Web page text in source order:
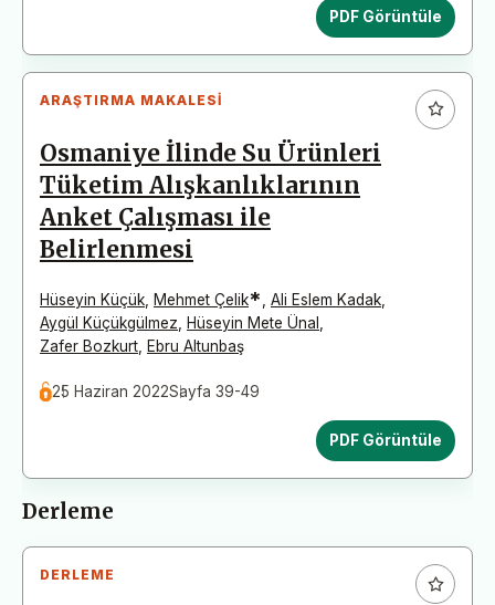
PDF Görüntüle
ARAŞTIRMA MAKALESI
Osmaniye İlinde Su Ürünleri
Tüketim Alışkanlıklarının
Anket Çalışması ile
Belirlenmesi
Hüseyin Küçük Mehmet Çelik* Ali Eslem Kadak
Aygül Küçükgülmez
Hüseyin Mete Ünal
Zafer Bozkurt
Ebru Altunbaş
25 Haziran 2022Sayfa 39-49
PDF Görüntüle
Derleme
DERLEME